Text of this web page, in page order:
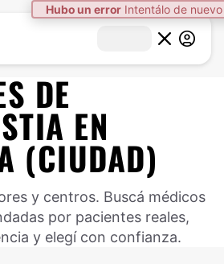
DE
EN
(CIUDAD)
y centros. Buscá médicos
por pacientes reales,
y elegí con confianza.